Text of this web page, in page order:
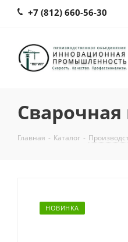
+7 (812) 660-56-30
Главная - Каталог -
НОВИНКА